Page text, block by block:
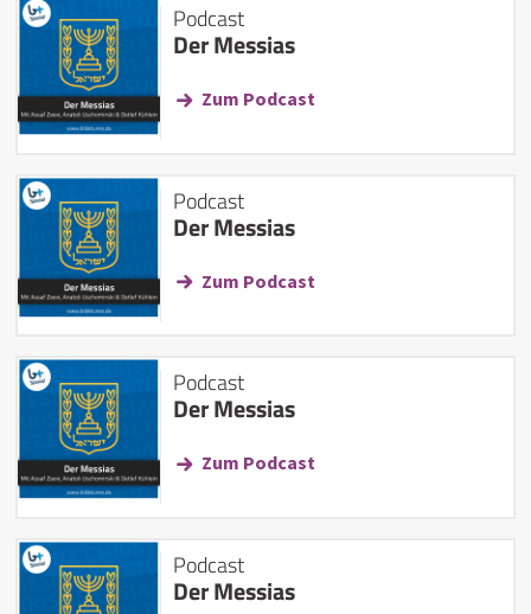
Podcast
Der Messias
Zum Podcast
Podcast
Der Messias
Zum Podcast
Podcast
Der Messias
Zum Podcast
Podcast
Der Messias